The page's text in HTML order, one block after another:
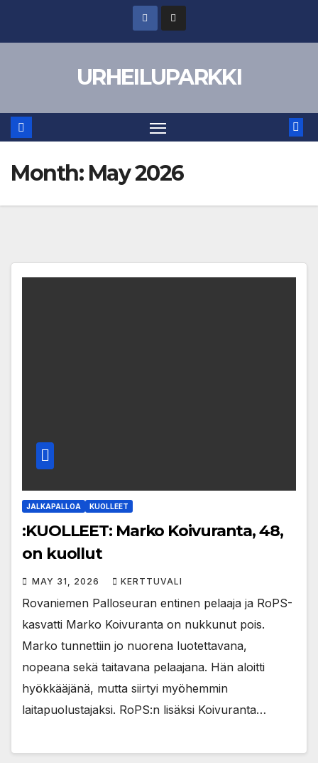
URHEILUPARKKI
Month: May 2026
JALKAPALLOA KUOLLEET
:KUOLLEET: Marko Koivuranta, 48,
on kuollut
MAY 31, 2026 KERTTUVALI
Rovaniemen Palloseuran entinen pelaaja ja RoPS-
kasvatti Marko Koivuranta on nukkunut pois.
Marko tunnettiin jo nuorena luotettavana,
nopeana sekä taitavana pelaajana. Hän aloitti
hyökkääjänä, mutta siirtyi myöhemmin
laitapuolustajaksi. RoPS:n lisäksi Koivuranta…